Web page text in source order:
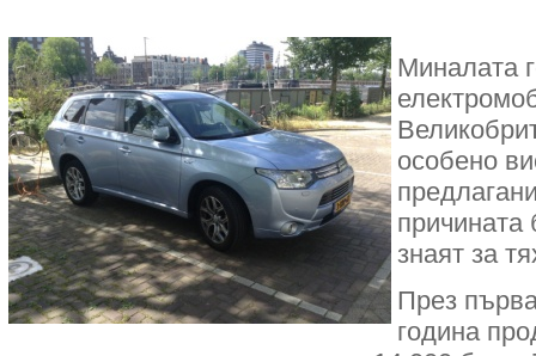
Миналата
особено
знаят за
През
година